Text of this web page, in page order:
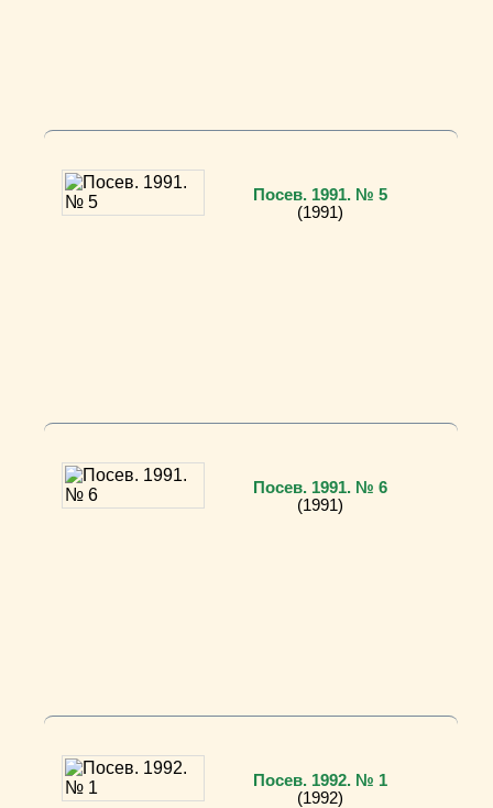
Посев. 1991. № 5
(1991)
Посев. 1991. № 6
(1991)
Посев. 1992. № 1
(1992)